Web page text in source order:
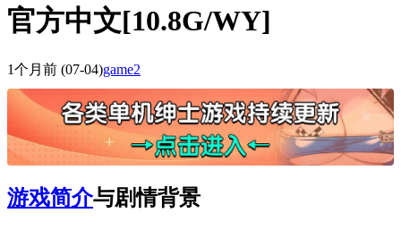
官方中文[10.8G/WY]
1个月前 (07-04)game2
游戏简介与剧情背景